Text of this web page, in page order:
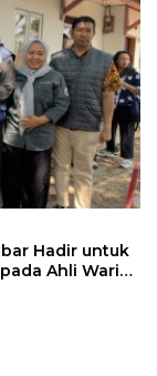
Hadir untuk
Ahli Waris